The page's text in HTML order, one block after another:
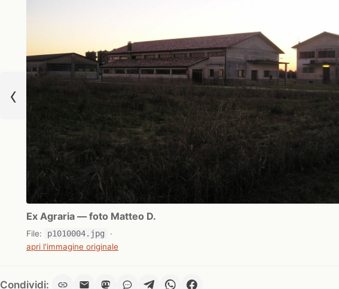
‹
Ex Agraria — foto Matteo D.
File: p1010004.jpg
·
apri l'immagine originale
Condividi: